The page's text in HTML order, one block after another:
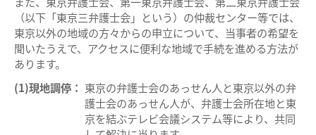
（以下「東京三弁護士会」という）の仲裁センター等では、
東京以外の地域の方々からの申立について、当事者の希望を
聞いたうえで、アクセスに便利な地域で手続を進める方法が
あります。
(1)現地調停： 東京の弁護士会のあっせん人と東京以外の弁
護士会のあっせん人が、弁護士会所在地と東
京を結ぶテレビ会議システム等により、共同